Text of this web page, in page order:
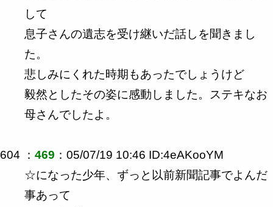
して
息子さんの遺志を受け継いだ話しを聞きまし
た。
悲しみにくれた時期もあったでしょうけど
毅然としたその姿に感動しました。ステキなお
母さんでしたよ。
604 ： 469 ：05/07/19 10:46 ID:4eAKooYM
☆になった少年、ずっと以前新聞記事でよんだ
事あって